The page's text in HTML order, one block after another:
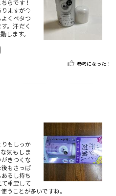
らです！
ますが今
くベタつ
。汗だく
します。
参考になった！
もしっか
気もしま
きつくな
もさっぱ
るし持ち
重宝して
うことが多いですね。